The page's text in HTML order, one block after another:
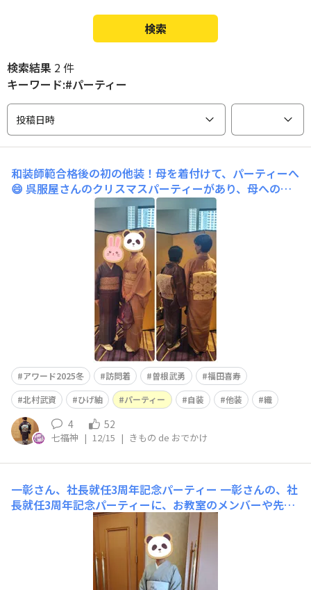
検索
検索結果 2 件
キーワード:#パーティー
投稿日時
和装師範合格後の初の他装！母を着付けて、パーティーへ
😄 呉服屋さんのクリスマスパーティーがあり、母への他
装、自装をして行ってきました✨✨✨和装師範合格後、他
装第一号は母の着付けでした👍👍👍丁寧に比較的短時間で
きれいに着付けることができました！母も喜んでくれて、
楽に着崩れずに過ごせたと喜んでくれました😊😊😊少
し、親孝行ができて嬉しかったです✨✨✨ちなみに母
アワード2025冬 訪問着 曽根武勇
福田喜寿
北村武資
ひげ紬 パーティー 自装 他装 織
4 52
七福神 | 12/15 | きもの de おでかけ
一彰さん、社長就任3周年記念パーティー 一彰さんの、社
長就任3周年記念パーティーに、お教室のメンバーや先生
方と😀😀😀紋紗や大島紬の新作や力作のきものや和田光
正さんの息子そんの金彩や中国の人間国宝の蒋雪英先生の
作品がところ狭しと…あいにく、魂が震えて飛びつく作品
には、今回は出会えませんでしたが、かなり眼福でした～
😍😍😍パーティータイムは、ビ